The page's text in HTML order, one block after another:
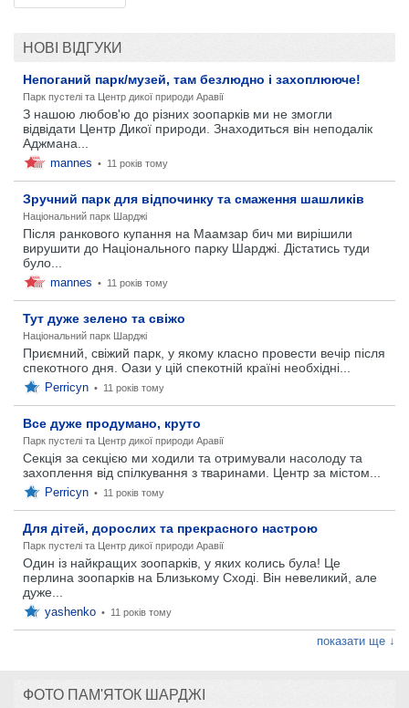
НОВІ ВІДГУКИ
Непоганий парк/музей, там безлюдно і захоплююче!
Парк пустелі та Центр дикої природи Аравії
З нашою любов'ю до різних зоопарків ми не змогли
відвідати Центр Дикої природи. Знаходиться він неподалік
Аджмана...
mannes • 11 років тому
Зручний парк для відпочинку та смаження шашликів
Національний парк Шарджі
Після ранкового купання на Маамзар бич ми вирішили
вирушити до Національного парку Шарджі. Дістатись туди
було...
mannes • 11 років тому
Тут дуже зелено та свіжо
Національний парк Шарджі
Приємний, свіжий парк, у якому класно провести вечір після
спекотного дня. Оази у цій спекотній країні необхідні...
Perricyn • 11 років тому
Все дуже продумано, круто
Парк пустелі та Центр дикої природи Аравії
Секція за секцією ми ходили та отримували насолоду та
захоплення від спілкування з тваринами. Центр за містом...
Perricyn • 11 років тому
Для дітей, дорослих та прекрасного настрою
Парк пустелі та Центр дикої природи Аравії
Один із найкращих зоопарків, у яких колись була! Це
перлина зоопарків на Близькому Сході. Він невеликий, але
дуже...
yashenko • 11 років тому
показати ще ↓
ФОТО ПАМ'ЯТОК ШАРДЖІ